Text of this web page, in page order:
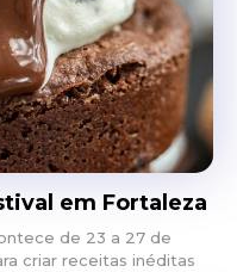
em Fortaleza
de 23 a 27 de
criar receitas inéditas